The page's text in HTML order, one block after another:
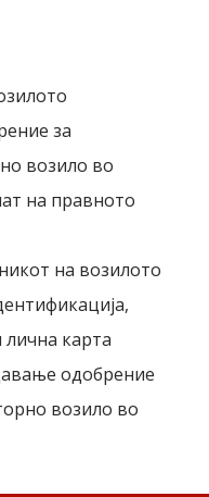
за
возило во
на правното
на возилото
карта
одобрение
возило во